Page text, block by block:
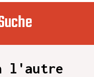
l'autre